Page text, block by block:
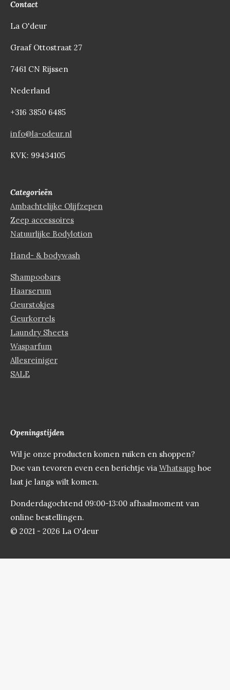
Contact
La O'deur
Graaf Ottostraat 27
7461 CN Rijssen
Nederland
+316 3850 6485
info@la-odeur.nl
KVK: 99434105
Categorieën
Ambachtelijke Olijfzepen
Zeep accessoires
Natuurlijke Bodylotion
Hand- & bodywash
Shampoobars
Haarserum
Geurstokjes
Geurkorrels
Laundry Sheets
Wasparfum
Allesreiniger
SALE
Openingstijden
Wil je onze producten komen ruiken en shoppen?
Doe van tevoren even een berichtje via Whatsapp hoe
laat je langs wilt komen.
Donderdagochtend 09:00-13:00 afhaalmoment van
online bestellingen.
© 2021 - 2026 La O'deur